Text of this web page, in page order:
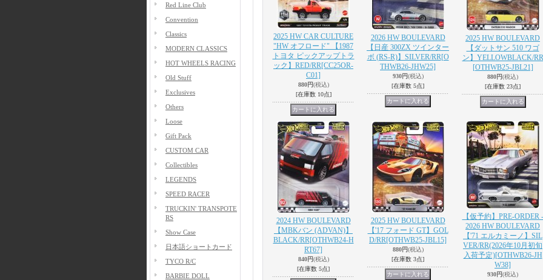
Red Line Club
Convention
Classics
MODERN CLASSICS
HOT WHEELS RACING
Old Stuff
Exclusives
Others
Loose
Gift Pack
CUSTOM CAR
Collectibles
LEGENDS
SPEED RACER
TRUCKIN' TRANSPOTE
RS
Show Case
日本語ショートカード
TYCO R/C
BARBIE DOLL
2025 HW CAR CULTURE
"HW オフロード" 【1987
トヨタ ピックアップトラ
ック】RED/RR[CC25OR-
C01]
880円(税込)
[在庫数 10点]
2026 HW BOULEVARD
【日産 300ZX ツインター
ボ (RS-R)】SILVER/RR[O
THWB26-JHW25]
930円(税込)
[在庫数 5点]
2025 HW BOULEVARD
【ダットサン 510 ワゴ
ン】YELLOWBLACK/RR
[OTHWB25-JBL21]
880円(税込)
[在庫数 23点]
2024 HW BOULEVARD
【MBKバン (ADVAN)】
BLACK/RR[OTHWB24-H
RT67]
840円(税込)
[在庫数 5点]
2025 HW BOULEVARD
【'17 フォード GT】GOL
D/RR[OTHWB25-JBL15]
880円(税込)
[在庫数 3点]
【仮予約】PRE-ORDER -
2026 HW BOULEVARD
【'71 エルカミーノ】SIL
VER/RR(2026年10月初旬
入荷予定)[OTHWB26-JH
W38]
930円(税込)